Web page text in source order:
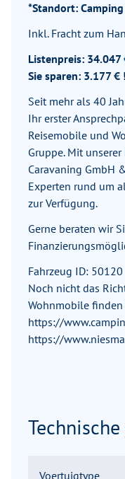
*Standort:
Inkl. Fracht zum
Listenpreis: 34.047
Sie sparen: 3.177 € !
Seit mehr als 40
Ihr erster
Reisemobile und
Gruppe. Mit
Caravaning GmbH
Experten rund um
zur Verfügung.
Gerne beraten wir
Fahrzeug ID: 50120
Noch nicht das
Wohnmobile finden
https://
https://
Voertuigtype